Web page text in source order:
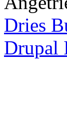
Dries
Drupal